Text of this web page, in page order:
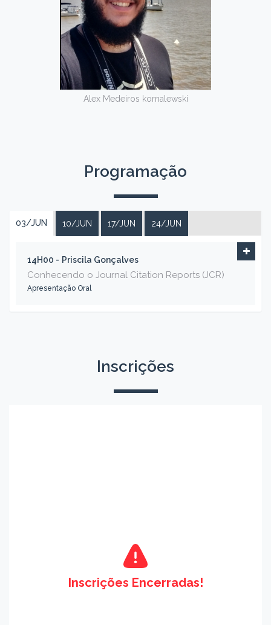
Alex Medeiros kornalewski
Programação
03/JUN 10/JUN 17/JUN 24/JUN
14H00 - Priscila Gonçalves
Conhecendo o Journal Citation Reports (JCR)
Apresentação Oral
Inscrições
Inscrições Encerradas!